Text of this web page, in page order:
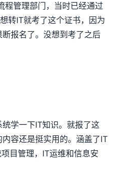
程管理部门，当时已经通过
转IT就考了这个证书，因为
报名了。没想到考了之后
学一下IT知识。就报了这
容还是挺实用的。涵盖了IT
目管理，IT运维和信息安